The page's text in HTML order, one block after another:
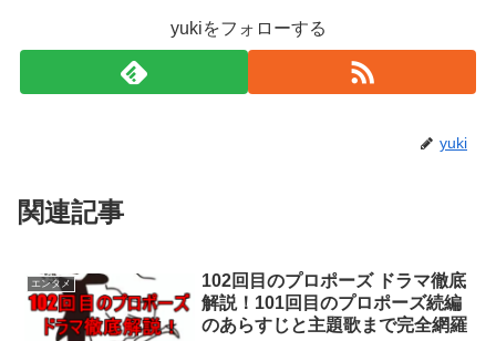
yukiをフォローする
yuki
関連記事
エンタメ
102回目のプロポーズ ドラマ徹底
解説！101回目のプロポーズ続編
のあらすじと主題歌まで完全網羅